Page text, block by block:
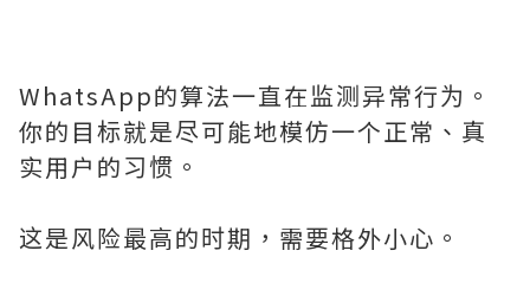
WhatsApp的算法一直在监测异常行为。
你的目标就是尽可能地模仿一个正常、真
实用户的习惯。
这是风险最高的时期，需要格外小心。